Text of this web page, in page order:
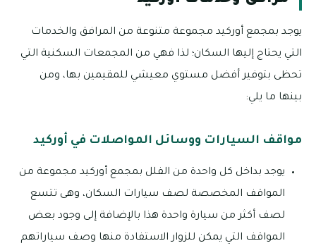
يوجد بمجمع أوركيد مجموعة متنوعة من المرافق والخدمات
التي يحتاج إليها السكان؛ لذا فهي من المجمعات السكنية التي
تحظى بتوفير أفضل مستوي معيشي للمقيمين بها، ومن
بينها ما يلي:
مواقف السيارات ووسائل المواصلات في أوركيد
يوجد بداخل كل واحدة من الفلل بمجمع أوركيد مجموعة من
المواقف المخصصة لصف سيارات السكان، وهى تتسع
لصف أكثر من سيارة واحدة هذا بالإضافة إلى وجود بعض
المواقف التي يمكن للزوار الاستفادة منها وصف سياراتهم